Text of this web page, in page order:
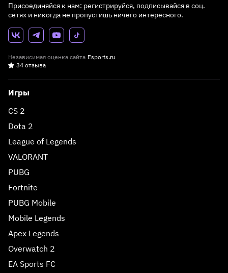
Присоединяйся к нам: регистрируйся, подписывайся в соц.
сетях и никогда не пропустишь ничего интересного.
Независимая оценка сайта Esports.ru
34 отзыва
Игры
CS 2
Dota 2
League of Legends
VALORANT
PUBG
Fortnite
PUBG Mobile
Mobile Legends
Apex Legends
Overwatch 2
EA Sports FC